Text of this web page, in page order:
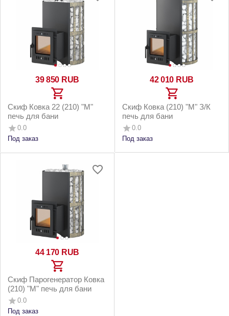
39 850 RUB
Скиф Ковка 22 (210) "М"
печь для бани
0.0
Под заказ
42 010 RUB
Скиф Ковка (210) "М" З/К
печь для бани
0.0
Под заказ
44 170 RUB
Скиф Парогенератор Ковка
(210) "М" печь для бани
0.0
Под заказ